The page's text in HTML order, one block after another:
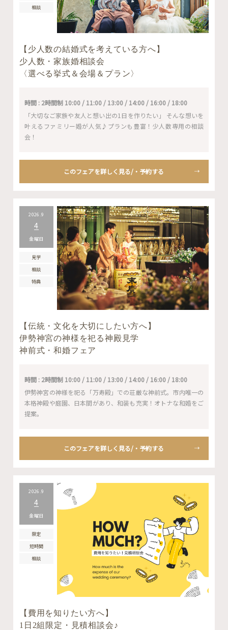
相談
【少人数の結婚式を考えている方へ】
少人数・家族婚相談会
〈選べる挙式＆会場＆プラン〉
時間 : 2時間制 10:00 / 11:00 / 13:00 / 14:00 / 16:00 / 18:00
「大切なご家族や友人と想い出の1日を作りたい」 そんな想いを
叶えるファミリー婚が人気♪プランも豊富！少人数専用の相談
会！
このフェアを詳しく見る/・予約する
2026.9
4
金曜日
見学
相談
特典
【伝統・文化を大切にしたい方へ】
伊勢神宮の神様を祀る神殿見学
神前式・和婚フェア
時間 : 2時間制 10:00 / 11:00 / 13:00 / 14:00 / 16:00 / 18:00
伊勢神宮の神様を祀る「万寿殿」での荘厳な神前式。市内唯一の
本格神殿や庭園、日本間があり、和装も充実！オトナな和婚をご
提案。
このフェアを詳しく見る/・予約する
2026.9
4
金曜日
限定
短時間
相談
【費用を知りたい方へ】
1日2組限定・見積相談会♪